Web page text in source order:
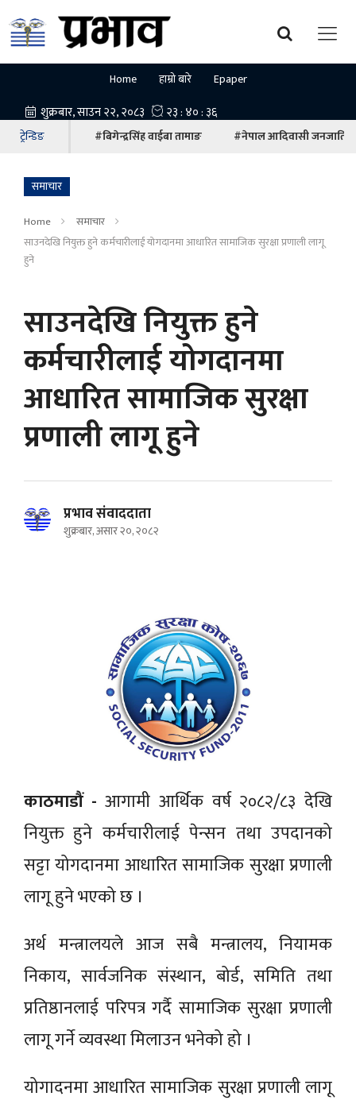
Home हाम्रो बारे Epaper
ट्रेन्डिङ #बिगेन्द्रसिंह वाईबा तामाङ #नेपाल आदिवासी जनजाति
समाचार
Home
समाचार
साउनदेखि नियुक्त हुने कर्मचारीलाई योगदानमा आधारित सामाजिक सुरक्षा प्रणाली लागू
हुने
साउनदेखि नियुक्त हुने
कर्मचारीलाई योगदानमा
आधारित सामाजिक सुरक्षा
प्रणाली लागू हुने
प्रभाव संवाददाता
शुक्रबार, असार २०, २०८२
काठमाडौं -आगामी आर्थिक वर्ष २०८२/८३ देखि
नियुक्त हुने कर्मचारीलाई पेन्सन तथा उपदानको
सट्टा योगदानमा आधारित सामाजिक सुरक्षा प्रणाली
लागू हुने भएको छ ।
अर्थ मन्त्रालयले आज सबै मन्त्रालय, नियामक
निकाय, सार्वजनिक संस्थान, बोर्ड, समिति तथा
प्रतिष्ठानलाई परिपत्र गर्दै सामाजिक सुरक्षा प्रणाली
लागू गर्ने व्यवस्था मिलाउन भनेको हो ।
योगादनमा आधारित सामाजिक सुरक्षा प्रणाली लागू